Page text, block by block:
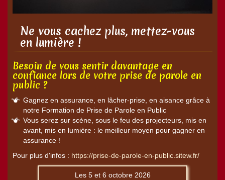
Ne vous cachez plus, mettez-vous
en lumière !
Besoin de vous sentir davantage en
confiance lors de votre prise de parole en
public ?
Gagnez en assurance, en lâcher-prise, en aisance grâce à
notre Formation de Prise de Parole en Public
Vous serez sur scène, sous le feu des projecteurs, mis en
avant, mis en lumière : le meilleur moyen pour gagner en
assurance !
Pour plus d'infos : https://prise-de-parole-en-public.sitew.fr/
Les 5 et 6 octobre 2026